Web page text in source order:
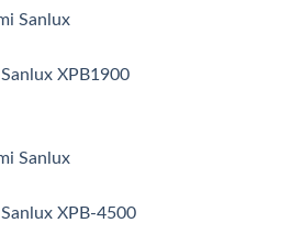
XPB1900
XPB-4500